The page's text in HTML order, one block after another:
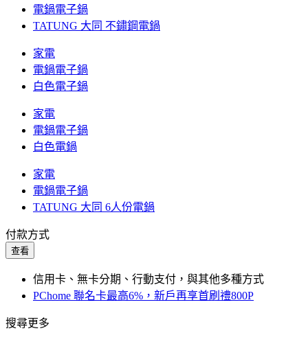
電鍋電子鍋
TATUNG 大同 不鏽鋼電鍋
家電
電鍋電子鍋
白色電子鍋
家電
電鍋電子鍋
白色電鍋
家電
電鍋電子鍋
TATUNG 大同 6人份電鍋
付款方式
查看
信用卡、無卡分期、行動支付，與其他多種方式
PChome 聯名卡最高6%，新戶再享首刷禮800P
搜尋更多